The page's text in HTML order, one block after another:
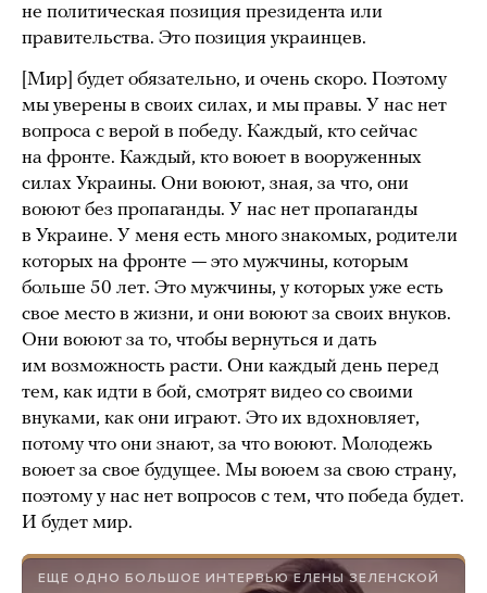
не политическая позиция президента или
правительства. Это позиция украинцев.
[Мир] будет обязательно, и очень скоро. Поэтому
мы уверены в своих силах, и мы правы. У нас нет
вопроса с верой в победу. Каждый, кто сейчас
на фронте. Каждый, кто воюет в вооруженных
силах Украины. Они воюют, зная, за что, они
воюют без пропаганды. У нас нет пропаганды
в Украине. У меня есть много знакомых, родители
которых на фронте — это мужчины, которым
больше 50 лет. Это мужчины, у которых уже есть
свое место в жизни, и они воюют за своих внуков.
Они воюют за то, чтобы вернуться и дать
им возможность расти. Они каждый день перед
тем, как идти в бой, смотрят видео со своими
внуками, как они играют. Это их вдохновляет,
потому что они знают, за что воюют. Молодежь
воюет за свое будущее. Мы воюем за свою страну,
поэтому у нас нет вопросов с тем, что победа будет.
И будет мир.
ЕЩЕ ОДНО БОЛЬШОЕ ИНТЕРВЬЮ ЕЛЕНЫ ЗЕЛЕНСКОЙ